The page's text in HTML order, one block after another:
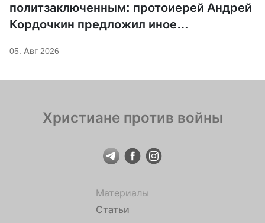
политзаключенным: протоиерей Андрей
Кордочкин предложил иное
Саровского
05. Авг 2026
Христиане против войны
Материалы
Статьи